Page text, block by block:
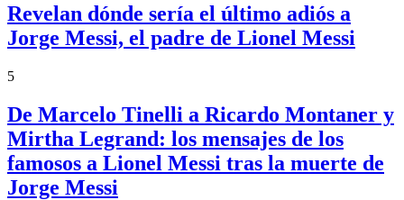
Revelan dónde sería el último adiós a
Jorge Messi, el padre de Lionel Messi
5
De Marcelo Tinelli a Ricardo Montaner y
Mirtha Legrand: los mensajes de los
famosos a Lionel Messi tras la muerte de
Jorge Messi